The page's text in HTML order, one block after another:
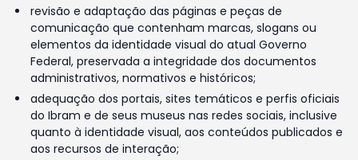
revisão e adaptação das páginas e peças de
comunicação que contenham marcas, slogans ou
elementos da identidade visual do atual Governo
Federal, preservada a integridade dos documentos
administrativos, normativos e históricos;
adequação dos portais, sites temáticos e perfis oficiais
do Ibram e de seus museus nas redes sociais, inclusive
quanto à identidade visual, aos conteúdos publicados e
aos recursos de interação;